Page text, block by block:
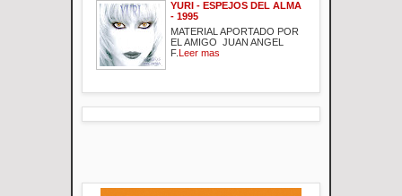
YURI - ESPEJOS DEL ALMA
- 1995
MATERIAL APORTADO POR
EL AMIGO JUAN ANGEL
F.Leer mas